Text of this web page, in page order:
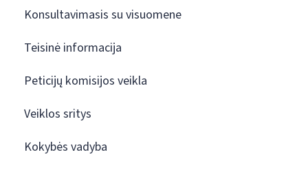
Konsultavimasis su visuomene
Teisinė informacija
Peticijų komisijos veikla
Veiklos sritys
Kokybės vadyba